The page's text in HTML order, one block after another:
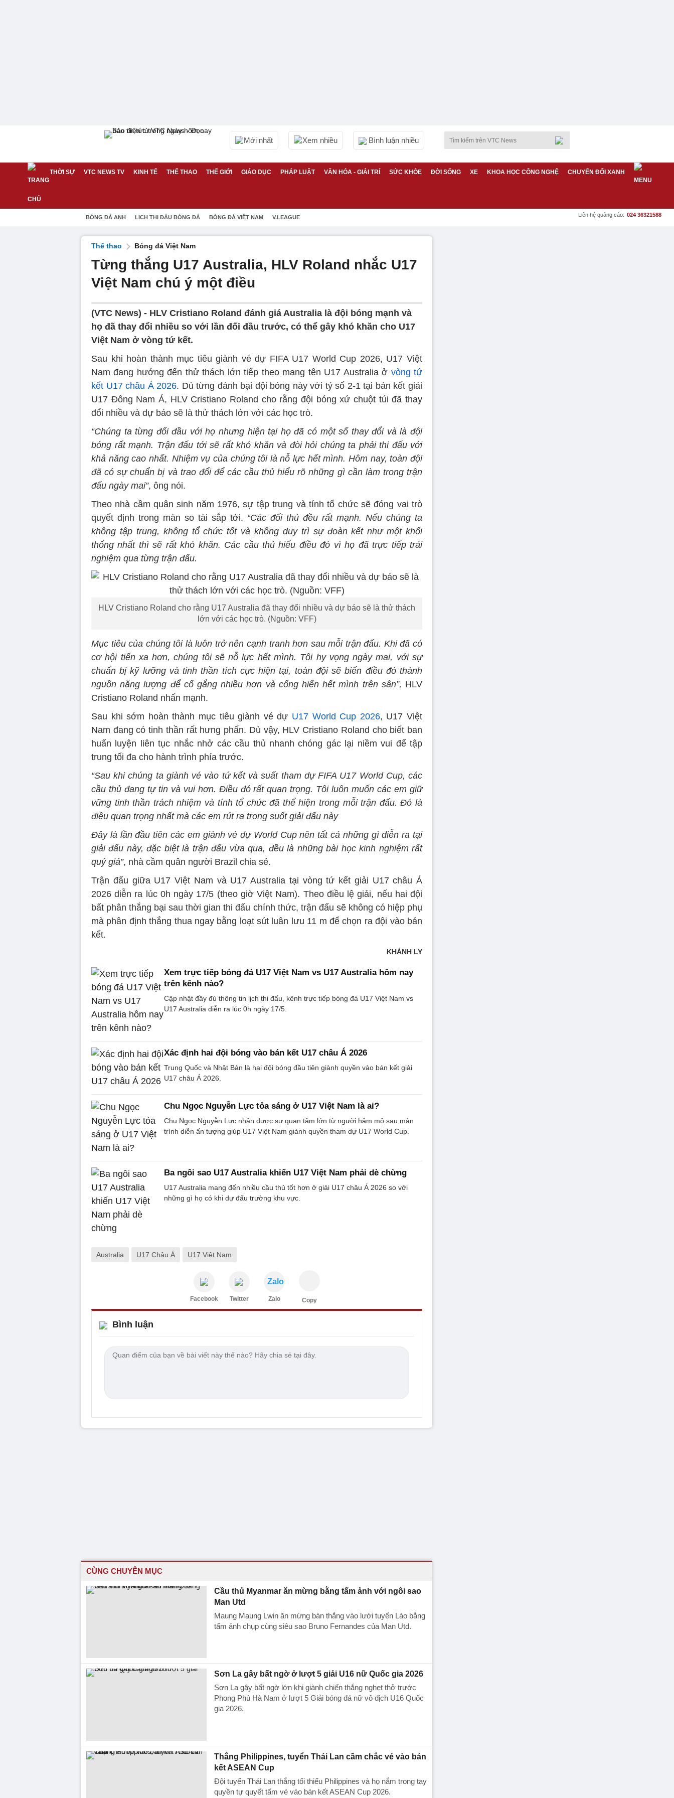
Mới nhất Xem nhiều Bình luận nhiều
THỜI SỰ VTC NEWS TV KINH TẾ THỂ THAO THẾ GIỚI GIÁO DỤC PHÁP LUẬT VĂN HÓA - GIẢI TRÍ SỨC KHỎE ĐỜI SỐNG XE KHOA HỌC CÔNG NGHỆ CHUYỂN ĐỔI XANH
BÓNG ĐÁ ANH LỊCH THI ĐẤU BÓNG ĐÁ BÓNG ĐÁ VIỆT NAM V.LEAGUE Liên hệ quảng cáo: 024 36321588
Thể thao Bóng đá Việt Nam
Từng thắng U17 Australia, HLV Roland nhắc U17
Việt Nam chú ý một điều
(VTC News) - HLV Cristiano Roland đánh giá Australia là đội bóng mạnh và
họ đã thay đổi nhiều so với lần đối đầu trước, có thể gây khó khăn cho U17
Việt Nam ở vòng tứ kết.
Sau khi hoàn thành mục tiêu giành vé dự FIFA U17 World Cup 2026, U17 Việt
Nam đang hướng đến thử thách lớn tiếp theo mang tên U17 Australia ở vòng tứ
kết U17 châu Á 2026. Dù từng đánh bại đội bóng này với tỷ số 2-1 tại bán kết giải
U17 Đông Nam Á, HLV Cristiano Roland cho rằng đội bóng xứ chuột túi đã thay
đổi nhiều và dự báo sẽ là thử thách lớn với các học trò.
“Chúng ta từng đối đầu với họ nhưng hiện tại họ đã có một số thay đổi và là đội
bóng rất mạnh. Trận đấu tới sẽ rất khó khăn và đòi hỏi chúng ta phải thi đấu với
khả năng cao nhất. Nhiệm vụ của chúng tôi là nỗ lực hết mình. Hôm nay, toàn đội
đã có sự chuẩn bị và trao đổi để các cầu thủ hiểu rõ những gì cần làm trong trận
đấu ngày mai”, ông nói.
Theo nhà cầm quân sinh năm 1976, sự tập trung và tính tổ chức sẽ đóng vai trò
quyết định trong màn so tài sắp tới. “Các đối thủ đều rất mạnh. Nếu chúng ta
không tập trung, không tổ chức tốt và không duy trì sự đoàn kết như một khối
thống nhất thì sẽ rất khó khăn. Các cầu thủ hiểu điều đó vì họ đã trực tiếp trải
nghiệm qua từng trận đấu.
HLV Cristiano Roland cho rằng U17 Australia đã thay đổi nhiều và dự báo sẽ là thử thách
lớn với các học trò. (Nguồn: VFF)
Mục tiêu của chúng tôi là luôn trở nên cạnh tranh hơn sau mỗi trận đấu. Khi đã có
cơ hội tiến xa hơn, chúng tôi sẽ nỗ lực hết mình. Tôi hy vọng ngày mai, với sự
chuẩn bị kỹ lưỡng và tinh thần tích cực hiện tại, toàn đội sẽ biến điều đó thành
nguồn năng lượng để cố gắng nhiều hơn và cống hiến hết mình trên sân”, HLV
Cristiano Roland nhấn mạnh.
Sau khi sớm hoàn thành mục tiêu giành vé dự U17 World Cup 2026, U17 Việt
Nam đang có tinh thần rất hưng phấn. Dù vậy, HLV Cristiano Roland cho biết ban
huấn luyện liên tục nhắc nhở các cầu thủ nhanh chóng gác lại niềm vui để tập
trung tối đa cho hành trình phía trước.
“Sau khi chúng ta giành vé vào tứ kết và suất tham dự FIFA U17 World Cup, các
cầu thủ đang tự tin và vui hơn. Điều đó rất quan trọng. Tôi luôn muốn các em giữ
vững tinh thần trách nhiệm và tính tổ chức đã thể hiện trong mỗi trận đấu. Đó là
điều quan trọng nhất mà các em rút ra trong suốt giải đấu này
Đây là lần đầu tiên các em giành vé dự World Cup nên tất cả những gì diễn ra tại
giải đấu này, đặc biệt là trận đấu vừa qua, đều là những bài học kinh nghiệm rất
quý giá”, nhà cầm quân người Brazil chia sẻ.
Trận đấu giữa U17 Việt Nam và U17 Australia tại vòng tứ kết giải U17 châu Á
2026 diễn ra lúc 0h ngày 17/5 (theo giờ Việt Nam). Theo điều lệ giải, nếu hai đội
bất phân thắng bại sau thời gian thi đấu chính thức, trận đấu sẽ không có hiệp phụ
mà phân định thắng thua ngay bằng loạt sút luân lưu 11 m để chọn ra đội vào bán
kết.
KHÁNH LY
Xem trực tiếp bóng đá U17 Việt Nam vs U17 Australia hôm nay
trên kênh nào?
Cập nhật đầy đủ thông tin lịch thi đấu, kênh trực tiếp bóng đá U17 Việt Nam vs
U17 Australia diễn ra lúc 0h ngày 17/5.
Xác định hai đội bóng vào bán kết U17 châu Á 2026
Trung Quốc và Nhật Bản là hai đội bóng đầu tiên giành quyền vào bán kết giải
U17 châu Á 2026.
Chu Ngọc Nguyễn Lực tỏa sáng ở U17 Việt Nam là ai?
Chu Ngọc Nguyễn Lực nhận được sự quan tâm lớn từ người hâm mộ sau màn
trình diễn ấn tượng giúp U17 Việt Nam giành quyền tham dự U17 World Cup.
Ba ngôi sao U17 Australia khiến U17 Việt Nam phải dè chừng
U17 Australia mang đến nhiều cầu thủ tốt hơn ở giải U17 châu Á 2026 so với
những gì họ có khi dự đấu trường khu vực.
Australia U17 Châu Á U17 Việt Nam
Facebook Twitter
Zalo
Zalo Copy
Bình luận
CÙNG CHUYÊN MỤC
Cầu thủ Myanmar ăn mừng bằng tấm ảnh với ngôi sao
Man Utd
Maung Maung Lwin ăn mừng bàn thắng vào lưới tuyển Lào bằng
tấm ảnh chụp cùng siêu sao Bruno Fernandes của Man Utd.
Sơn La gây bất ngờ ở lượt 5 giải U16 nữ Quốc gia 2026
Sơn La gây bất ngờ lớn khi giành chiến thắng nghẹt thở trước
Phong Phú Hà Nam ở lượt 5 Giải bóng đá nữ vô địch U16 Quốc
gia 2026.
Thắng Philippines, tuyển Thái Lan cầm chắc vé vào bán
kết ASEAN Cup
Đội tuyển Thái Lan thắng tối thiểu Philippines và họ nắm trong tay
quyền tự quyết tấm vé váo bán kết ASEAN Cup 2026.